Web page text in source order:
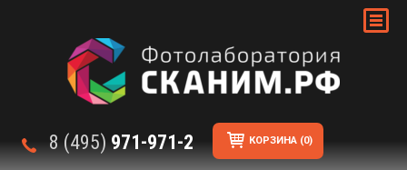
8 (495) 971-971-2 КОРЗИНА (0)